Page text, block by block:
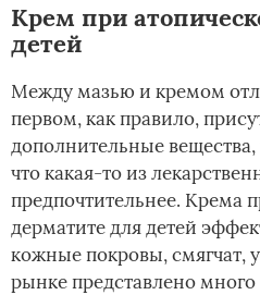
Крем при
детей
Между мазью и кремом
первом, как правило,
дополнительные вещества,
что какая-то из
предпочтительнее. Крема
дерматите для детей
кожные покровы, смягчат,
рынке представлено